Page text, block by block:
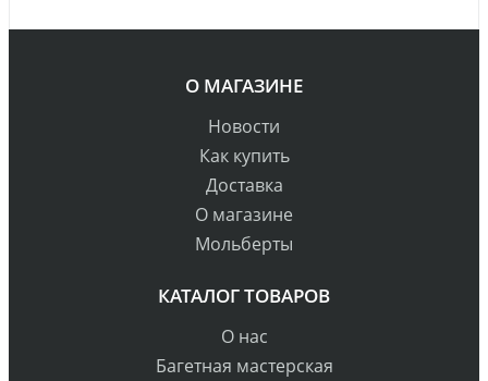
О МАГАЗИНЕ
Новости
Как купить
Доставка
О магазине
Мольберты
КАТАЛОГ ТОВАРОВ
О нас
Багетная мастерская